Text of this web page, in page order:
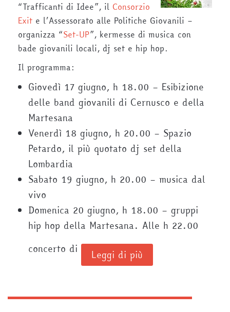
“Trafficanti di Idee”, il Consorzio
Exit e l’Assessorato alle Politiche Giovanili –
organizza “Set-UP”, kermesse di musica con
bade giovanili locali, dj set e hip hop.
Il programma:
Giovedì 17 giugno, h 18.00 – Esibizione
delle band giovanili di Cernusco e della
Martesana
Venerdì 18 giugno, h 20.00 – Spazio
Petardo, il più quotato dj set della
Lombardia
Sabato 19 giugno, h 20.00 – musica dal
vivo
Domenica 20 giugno, h 18.00 – gruppi
hip hop della Martesana. Alle h 22.00
concerto di
Leggi di più